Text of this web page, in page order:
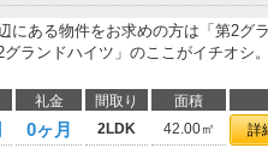
にある物件をお求めの方は「第2グ
グランドハイツ」のここがイチオシ
礼金 間取り 面積
0ヶ月 2LDK 42.00㎡ 詳